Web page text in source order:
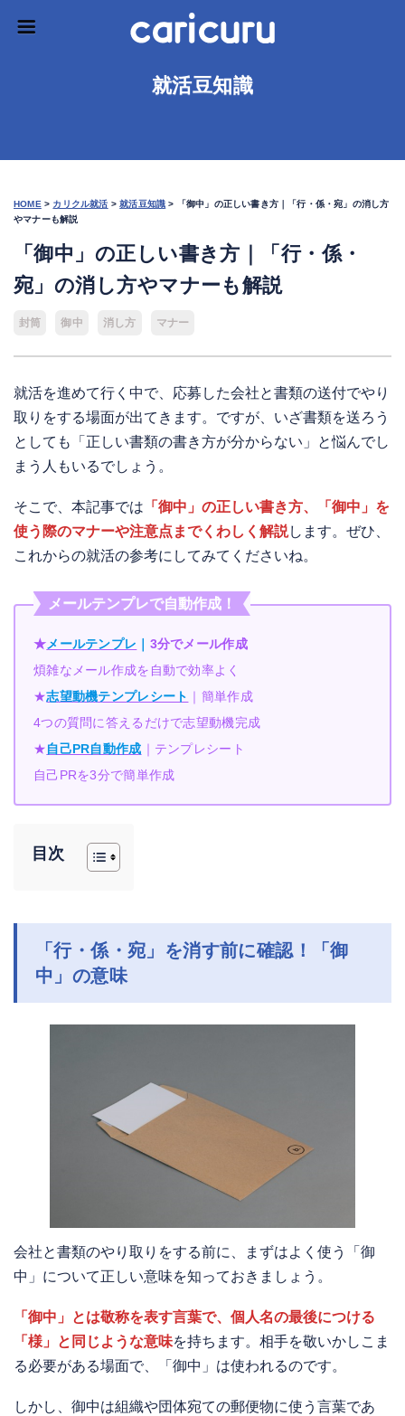
就活豆知識
HOME > カリクル就活 >就活豆知識 >
「御中」の正しい書き方｜「行・係・宛」の消し方
やマナーも解説
「御中」の正しい書き方｜「行・係・
宛」の消し方やマナーも解説
封筒 御中 消し方 マナー
就活を進めて行く中で、応募した会社と書類の送付でやり
取りをする場面が出てきます。ですが、いざ書類を送ろう
としても「正しい書類の書き方が分からない」と悩んでし
まう人もいるでしょう。
そこで、本記事では 「御中」の正しい書き方、「御中」を
使う際のマナーや注意点までくわしく解説します。ぜひ、
これからの就活の参考にしてみてくださいね。
メールテンプレで自動作成！
★メールテンプレ
3分でメール作成
煩雑なメール作成を自動で効率よく
★志望動機テンプレシート ｜簡単作成
4つの質問に答えるだけで志望動機完成
★自己PR自動作成 ｜テンプレシート
自己PRを3分で簡単作成
目次
「行・係・宛」を消す前に確認！「御
中」の意味
会社と書類のやり取りをする前に、まずはよく使う「御
中」について正しい意味を知っておきましょう。
「御中」とは敬称を表す言葉で、個人名の最後につける
「様」と同じような意味を持ちます。相手を敬いかしこま
る必要がある場面で、「御中」は使われるのです。
しかし、御中は組織や団体宛ての郵便物に使う言葉であ